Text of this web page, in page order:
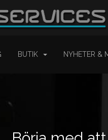
BUTIK NYHETER &